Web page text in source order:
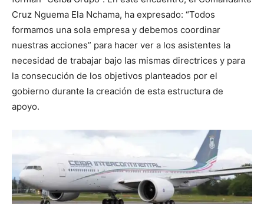
Cruz Nguema Ela Nchama, ha expresado: “Todos
formamos una sola empresa y debemos coordinar
nuestras acciones” para hacer ver a los asistentes la
necesidad de trabajar bajo las mismas directrices y para
la consecución de los objetivos planteados por el
gobierno durante la creación de esta estructura de
apoyo.